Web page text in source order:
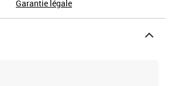
Garantie légale